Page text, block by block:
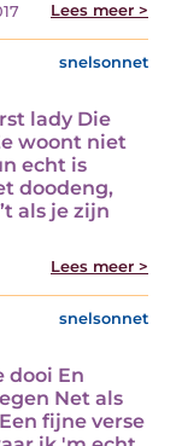
Lees meer >
snelsonnet
lady Die
woont niet
echt is
doodeng,
als je zijn
Lees meer >
snelsonnet
dooi En
Net als
fijne verse